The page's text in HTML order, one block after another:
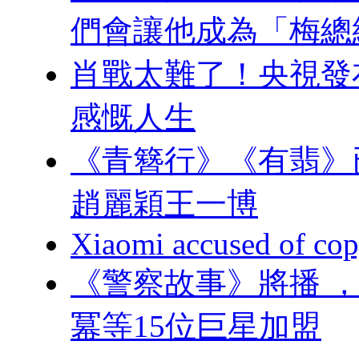
們會讓他成為「梅
肖戰太難了！央視
感慨人生
《青簪行》《有翡
趙麗穎王一博
Xiaomi accused of
《警察故事》將播 ，
冪等15位巨星加盟